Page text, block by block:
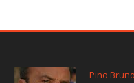
Pino Bruno